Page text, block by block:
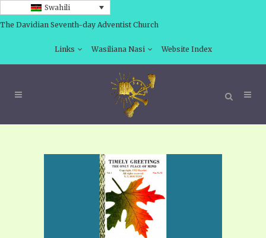
Swahili
The Davidian Seventh-day Adventist Church
Links Wasiliana Nasi Website Index